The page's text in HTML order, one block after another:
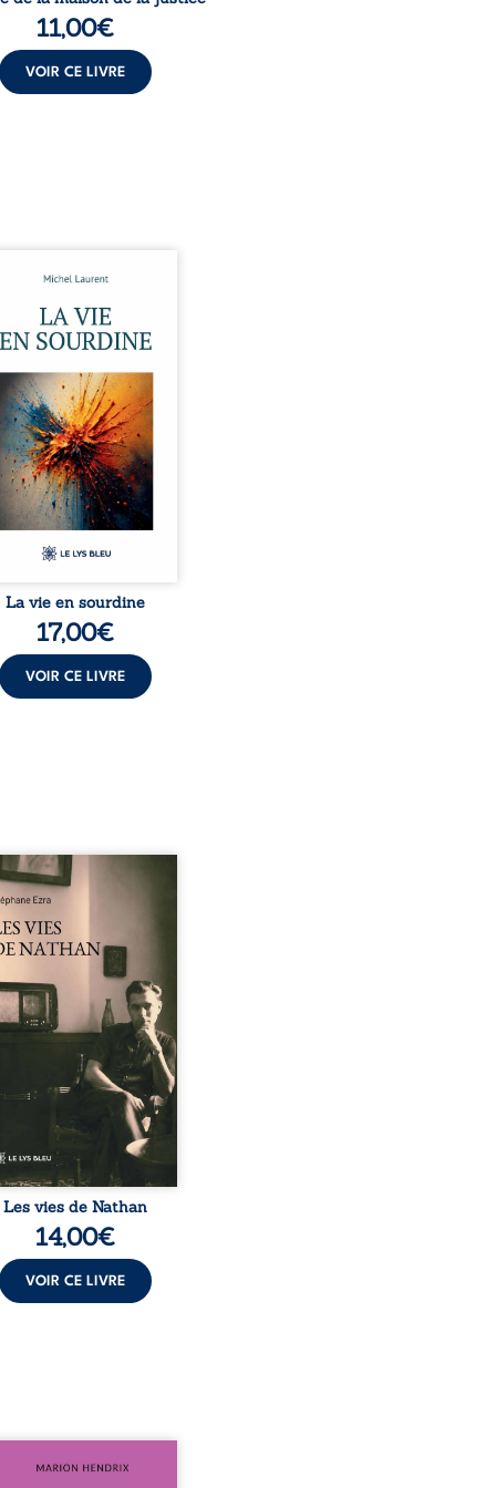
11,00€
VOIR CE LIVRE
et Pierre se sont
par hasard, et se sont
simplement, persuadés
présence de l’autre
Ils mènent une
modeste, rythmée
travail, la fatigue et les
La mort de la mère de
chez qui ils vivent,
un équilibre déjà
Puis vient la
de leur enfant, et le
basculement. ...
La vie en sourdine
17,00€
VOIR CE LIVRE
de Nathan est un
de poésie né en trois
fois, Stéphane Ezra,
a pu communiquer
son père, disparu depuis
vingt ans et qu’il n’a
connu. De ce dialogue
la mort naissent des
qui retracent une vie
par la Seconde
mondiale, une identité
juive brisée, la guerre ...
Les vies de Nathan
14,00€
VOIR CE LIVRE
sommes en 1979, soit 15